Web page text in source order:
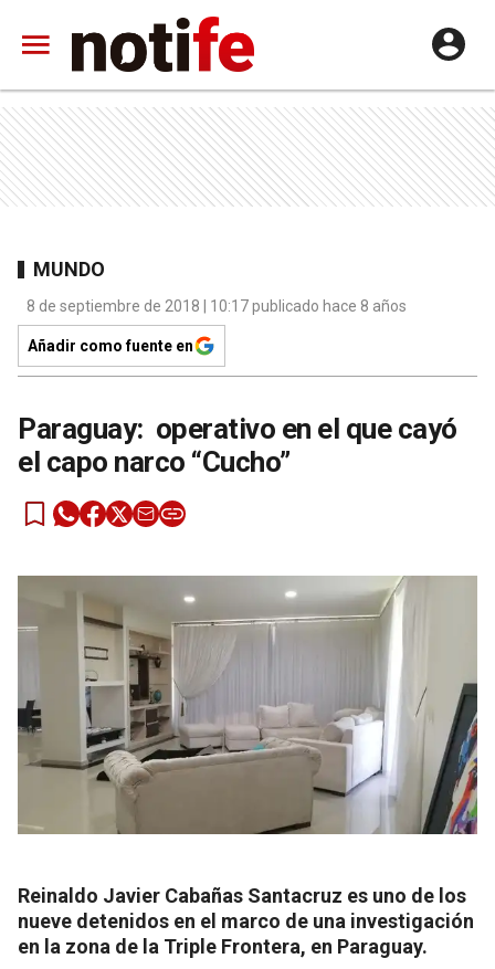
MUNDO
8 de septiembre de 2018 | 10:17 publicado hace 8 años
Añadir como fuente en
Paraguay: operativo en el que cayó
el capo narco “Cucho”
Reinaldo Javier Cabañas Santacruz es uno de los
nueve detenidos en el marco de una investigación
en la zona de la Triple Frontera, en Paraguay.